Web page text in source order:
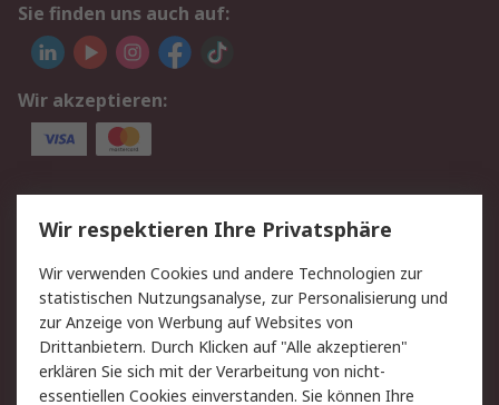
Sie finden uns auch auf:
Wir akzeptieren:
Service
Value Added Services
Lieferlösungen
Rücksendungen
Kontakt
Hilfe
Privatkunden
Rechtliches
Wir respektieren Ihre Privatsphäre
Wir verwenden Cookies und andere Technologien zur
statistischen Nutzungsanalyse, zur Personalisierung und
zur Anzeige von Werbung auf Websites von
Drittanbietern. Durch Klicken auf "Alle akzeptieren"
erklären Sie sich mit der Verarbeitung von nicht-
essentiellen Cookies einverstanden. Sie können Ihre